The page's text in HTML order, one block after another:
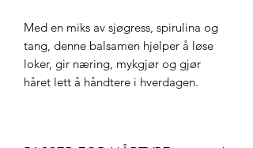
Med en miks av sjøgress, spirulina og
tang, denne balsamen hjelper å løse
loker, gir næring, mykgjør og gjør
håret lett å håndtere i hverdagen.